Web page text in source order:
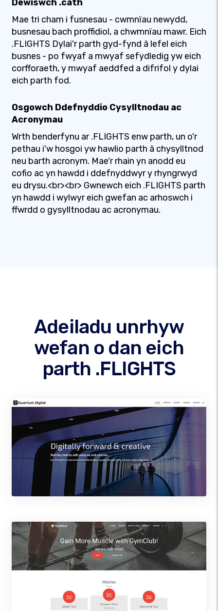
Dewiswch .cath
Mae tri cham i fusnesau - cwmnïau newydd,
busnesau bach proffidiol, a chwmnïau mawr. Eich
.FLIGHTS Dylai'r parth gyd-fynd â lefel eich
busnes - po fwyaf a mwyaf sefydledig yw eich
corfforaeth, y mwyaf aeddfed a difrifol y dylai
eich parth fod.
Osgowch Ddefnyddio Cysylltnodau ac
Acronymau
Wrth benderfynu ar .FLIGHTS enw parth, un o'r
pethau i'w hosgoi yw hawlio parth â chysylltnod
neu barth acronym. Mae'r rhain yn anodd eu
cofio ac yn hawdd i ddefnyddwyr y rhyngrwyd
eu drysu.<br><br> Gwnewch eich .FLIGHTS parth
yn hawdd i wylwyr eich gwefan ac arhoswch i
ffwrdd o gysylltnodau ac acronymau.
Adeiladu unrhyw
wefan o dan eich
parth .FLIGHTS